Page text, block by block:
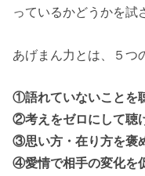
っているかどうかを試
あげまん力とは、５つ
①語れていないことを
②考えをゼロにして聴
③思い方・在り方を褒
④愛情で相手の変化を